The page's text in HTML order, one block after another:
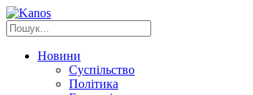
Новини
Суспільство
Політика